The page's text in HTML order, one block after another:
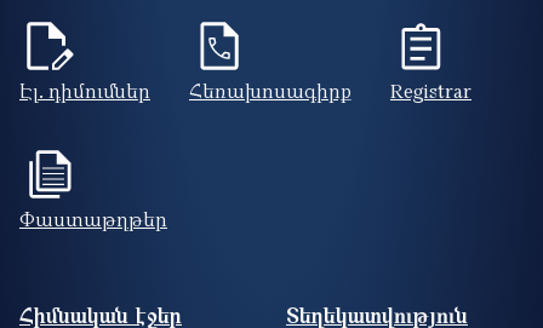
Էլ. դիմումներ Հեռախոսագիրք Registrar
Փաստաթղթեր
Footer site information
Հիմնական էջեր Տեղեկատվություն